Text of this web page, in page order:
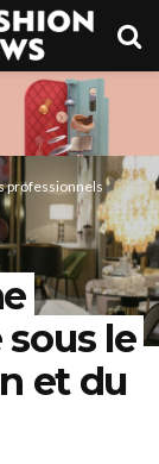
professionnels
le
et du